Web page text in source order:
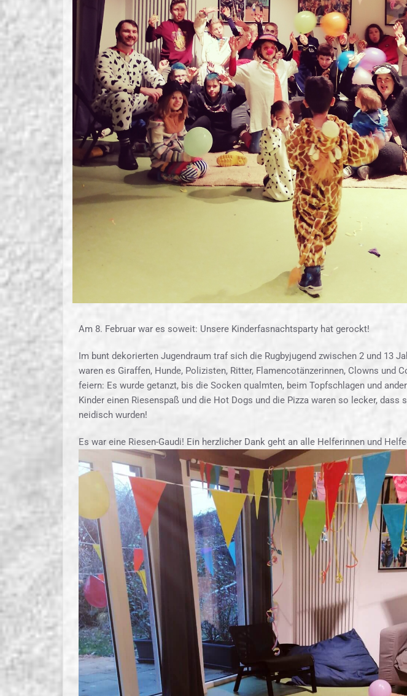
Am 8. Februar war es soweit: Unsere Kinderfasnachtsparty hat gerockt!
Im bunt dekorierten Jugendraum traf sich die Rugbyjugend zwischen 2 und 13
waren es Giraffen, Hunde, Polizisten, Ritter, Flamencotänzerinnen, Clowns und
feiern: Es wurde getanzt, bis die Socken qualmten, beim Topfschlagen und
Kinder einen Riesenspaß und die Hot Dogs und die Pizza waren so lecker, dass
neidisch wurden!
Es war eine Riesen-Gaudi! Ein herzlicher Dank geht an alle Helferinnen und